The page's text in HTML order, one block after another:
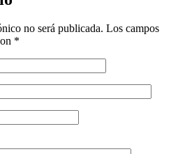
no será publicada. Los campos
*